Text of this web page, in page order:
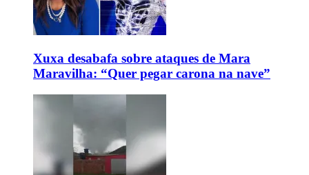
Xuxa desabafa sobre ataques de Mara
Maravilha: “Quer pegar carona na nave”